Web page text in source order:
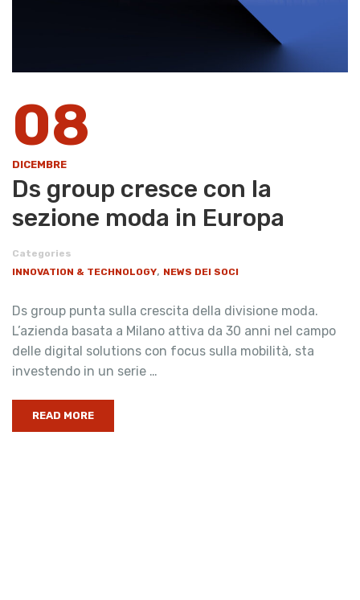
08
DICEMBRE
Ds group cresce con la
sezione moda in Europa
Categories
INNOVATION & TECHNOLOGY, NEWS DEI SOCI
Ds group punta sulla crescita della divisione moda.
L’azienda basata a Milano attiva da 30 anni nel campo
delle digital solutions con focus sulla mobilità, sta
investendo in un serie …
READ MORE